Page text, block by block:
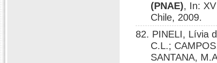
(PNAE), In:
Chile, 2009.
82. PINELI, Lívia
C.L.;
SANTANA,